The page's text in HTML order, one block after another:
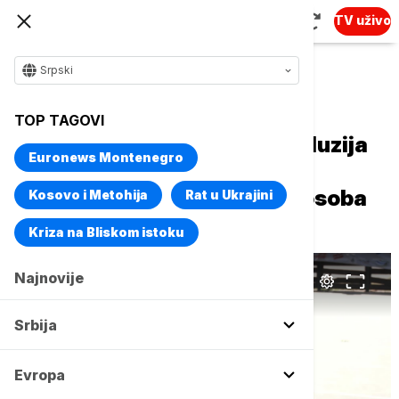
TV uživo
Srpski
TOP TAGOVI
Euronews Montenegro
Kosovo i Metohija Rat u Ukrajini
Kriza na Bliskom istoku
Najnovije
Srbija
Evropa
"Drugačiji 2026": Sport i inkluzija
kao poruka promene svesti i
ravnopravnog uključivanja osoba
sa invaliditetom